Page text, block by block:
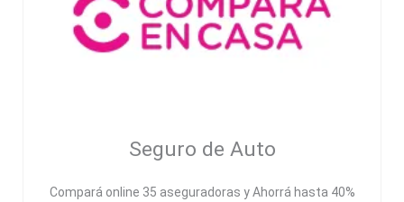
Seguro de Auto
Compará online 35 aseguradoras y Ahorrá hasta 40%